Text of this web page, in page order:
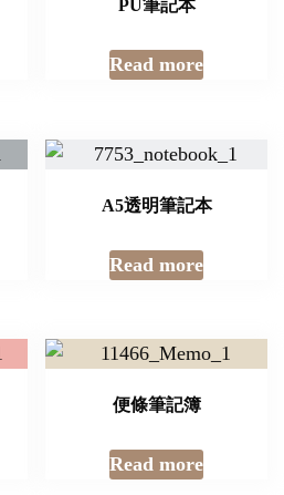
PU筆記本
Read more
A5透明筆記本
Read more
便條筆記簿
Read more